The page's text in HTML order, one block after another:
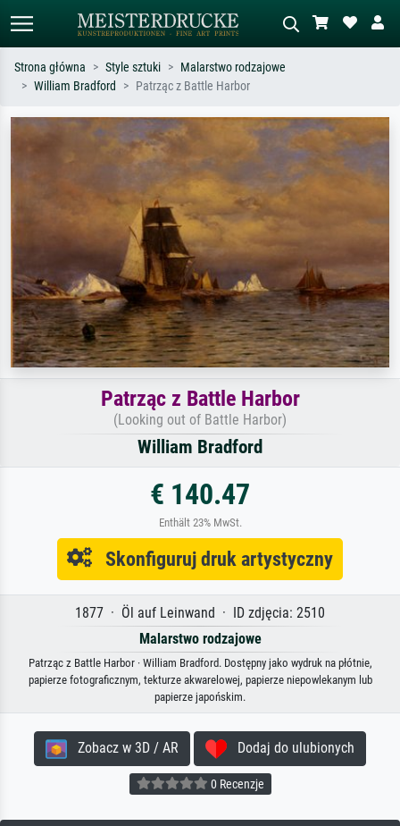
Szukaj wg artysty, tytułu lub stylu – np.
Monet, Gwiaździsta noc,
impresjonizm, fala Hokusaia, akt.
Opisz scenę – np. zielona łąka,
abstrakcja z czerwienią, ciemny olej,
stojący akt obok drzewa.
Strona główna Style sztuki
Malarstwo rodzajowe
William Bradford
Patrząc z Battle Harbor
Patrząc z Battle Harbor
(Looking out of Battle Harbor)
William Bradford
€ 140.47
Enthält 23% MwSt.
Skonfiguruj druk artystyczny
1877 · Öl auf Leinwand · ID zdjęcia: 2510
Malarstwo rodzajowe
Patrząc z Battle Harbor · William Bradford. Dostępny jako wydruk na płótnie,
papierze fotograficznym, tekturze akwarelowej, papierze niepowlekanym lub
papierze japońskim.
Zobacz w 3D / AR Dodaj do ulubionych
0 Recenzje